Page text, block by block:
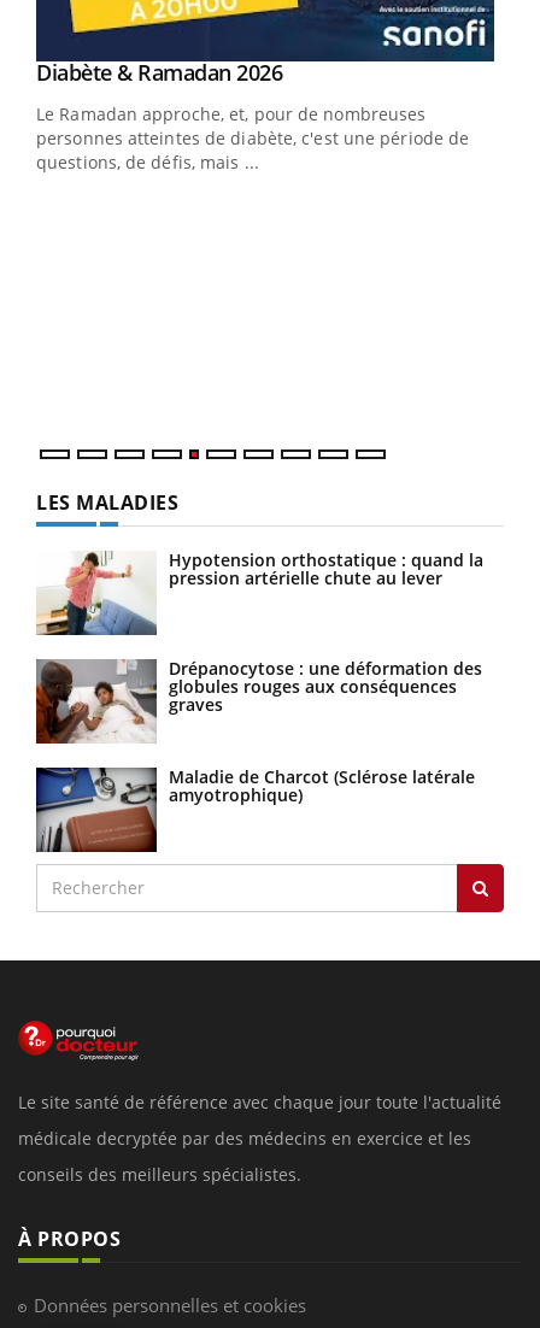
Youtube
Diabète & Ramadan 2026Youtube
Le Ramadan approche, et, pour de nombreuses
personnes atteintes de diabète, c'est une période de
questions, de défis, mais ...
LES MALADIES
Hypotension orthostatique : quand la
pression artérielle chute au lever
Drépanocytose : une déformation des
globules rouges aux conséquences
graves
Maladie de Charcot (Sclérose latérale
amyotrophique)
Le site santé de référence avec chaque jour toute l'actualité
médicale decryptée par des médecins en exercice et les
conseils des meilleurs spécialistes.
À PROPOS
Données personnelles et cookies